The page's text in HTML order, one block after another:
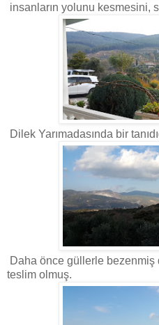
insanların yolunu kesmesini,
Dilek Yarımadasında bir
Daha önce güllerle bezenmiş
teslim olmuş.